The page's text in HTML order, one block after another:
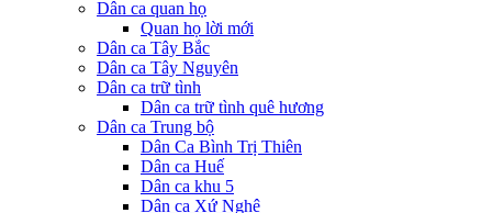
Dân ca quan họ
Quan họ lời mới
Dân ca Tây Bắc
Dân ca Tây Nguyên
Dân ca trữ tình
Dân ca trữ tình quê hương
Dân ca Trung bộ
Dân Ca Bình Trị Thiên
Dân ca Huế
Dân ca khu 5
Dân ca Xứ Nghệ